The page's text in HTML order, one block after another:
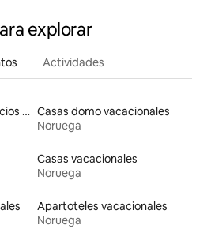
explorar
Actividades
Apartamentos con servicios incluidos vacacionales Casas domo vacacionales
Noruega
Casas vacacionales
Noruega
Apartoteles vacacionales
Noruega